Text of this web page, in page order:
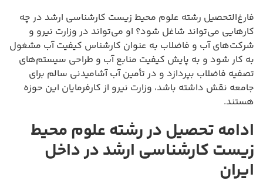
فارغ‌التحصیل رشته علوم محیط زیست کارشناسی ارشد در چه
کارهایی می‌تواند شاغل شود؟ او می‌تواند در وزارت نیرو و
شرکت‌های آب و فاضلاب به عنوان کارشناس کیفیت آب مشغول
به کار شود و به پایش کیفیت منابع آب و طراحی سیستم‌های
تصفیه فاضلاب بپردازد و در تأمین آب آشامیدنی سالم برای
جامعه نقش داشته باشد، وزارت نیرو از کارفرمایان این حوزه
هستند.
ادامه تحصیل در رشته علوم محیط
زیست کارشناسی ارشد در داخل
ایران